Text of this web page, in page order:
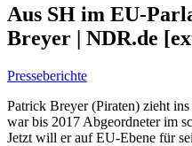
Aus SH im EU-
Breyer | NDR.de
Presseberichte
Patrick Breyer (Piraten) zieht
war bis 2017 Abgeordneter im
Jetzt will er auf EU-Ebene für